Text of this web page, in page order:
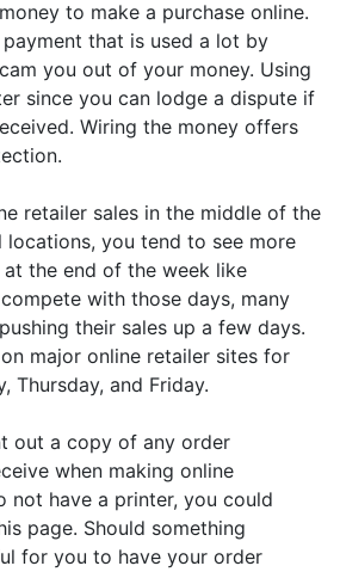
to make a purchase online.
that is used a lot by
you out of your money. Using
since you can lodge a dispute if
Wiring the money offers
retailer sales in the middle of the
locations, you tend to see more
at the end of the week like
with those days, many
their sales up a few days.
major online retailer sites for
Thursday, and Friday.
out a copy of any order
when making online
not have a printer, you could
page. Should something
for you to have your order